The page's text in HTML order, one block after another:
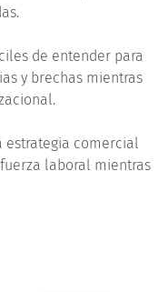
de entender para
y brechas mientras
estrategia comercial
laboral mientras